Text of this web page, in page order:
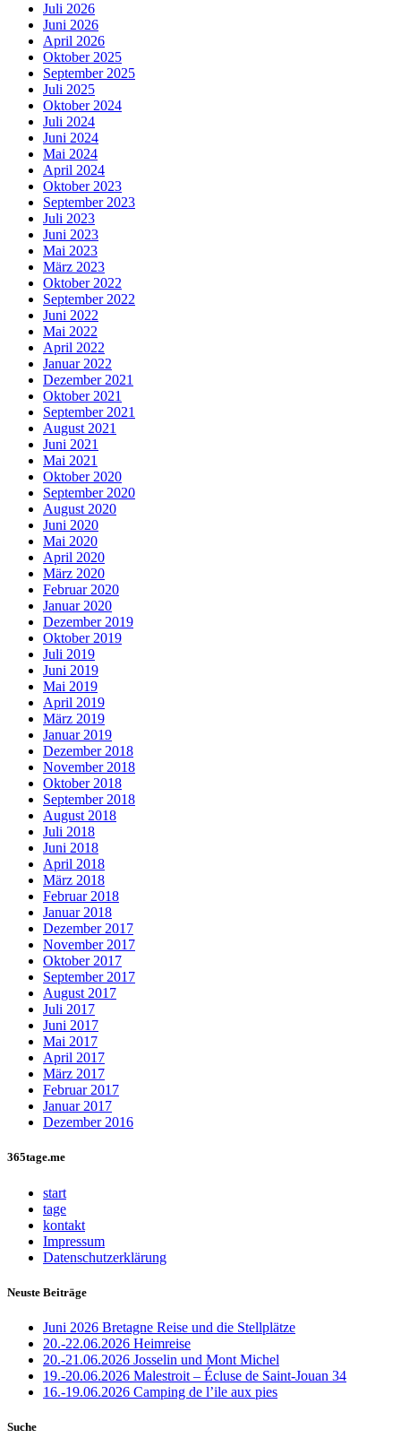
Juli 2026
Juni 2026
April 2026
Oktober 2025
September 2025
Juli 2025
Oktober 2024
Juli 2024
Juni 2024
Mai 2024
April 2024
Oktober 2023
September 2023
Juli 2023
Juni 2023
Mai 2023
März 2023
Oktober 2022
September 2022
Juni 2022
Mai 2022
April 2022
Januar 2022
Dezember 2021
Oktober 2021
September 2021
August 2021
Juni 2021
Mai 2021
Oktober 2020
September 2020
August 2020
Juni 2020
Mai 2020
April 2020
März 2020
Februar 2020
Januar 2020
Dezember 2019
Oktober 2019
Juli 2019
Juni 2019
Mai 2019
April 2019
März 2019
Januar 2019
Dezember 2018
November 2018
Oktober 2018
September 2018
August 2018
Juli 2018
Juni 2018
April 2018
März 2018
Februar 2018
Januar 2018
Dezember 2017
November 2017
Oktober 2017
September 2017
August 2017
Juli 2017
Juni 2017
Mai 2017
April 2017
März 2017
Februar 2017
Januar 2017
Dezember 2016
365tage.me
start
tage
kontakt
Impressum
Datenschutzerklärung
Neuste Beiträge
Juni 2026 Bretagne Reise und die Stellplätze
20.-22.06.2026 Heimreise
20.-21.06.2026 Josselin und Mont Michel
19.-20.06.2026 Malestroit – Écluse de Saint-Jouan 34
16.-19.06.2026 Camping de l’ile aux pies
Suche